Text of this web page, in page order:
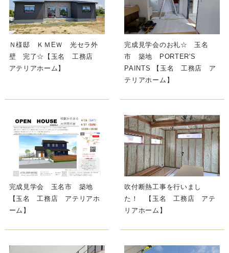
Ｎ様邸 ＫＭEＷ 光セラ外
壁 完了☆【玉名 工務店
アテリアホーム】
完成見学会のお礼☆ 玉名
市 築地 PORTER'S
PAINTS 【玉名 工務店 ア
テリアホーム】
完成見学会 玉名市 築地
【玉名 工務店 アテリアホ
ーム】
吹付断熱工事を行いまし
た！ 【玉名 工務店 アテ
リアホーム】